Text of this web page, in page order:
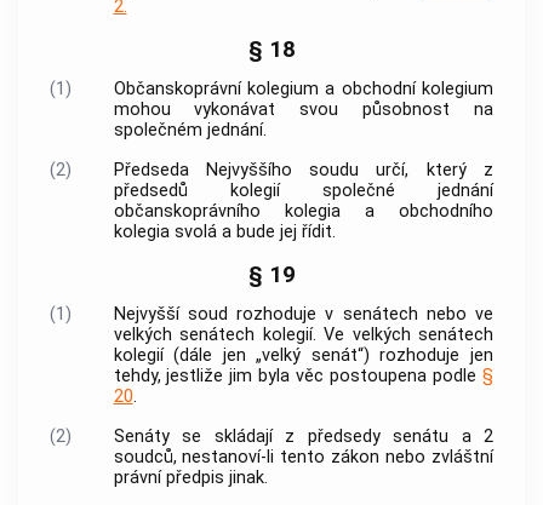
2.
§ 18
(1)
Občanskoprávní kolegium a obchodní kolegium
mohou vykonávat svou působnost na
společném jednání.
(2)
Předseda Nejvyššího soudu určí, který z
předsedů kolegií společné jednání
občanskoprávního kolegia a obchodního
kolegia svolá a bude jej řídit.
§ 19
(1)
Nejvyšší soud rozhoduje v senátech nebo ve
velkých senátech kolegií. Ve velkých senátech
kolegií (dále jen „velký senát“) rozhoduje jen
tehdy, jestliže jim byla věc postoupena podle §
20.
(2)
Senáty se skládají z předsedy senátu a 2
soudců, nestanoví-li tento zákon nebo zvláštní
právní předpis jinak.